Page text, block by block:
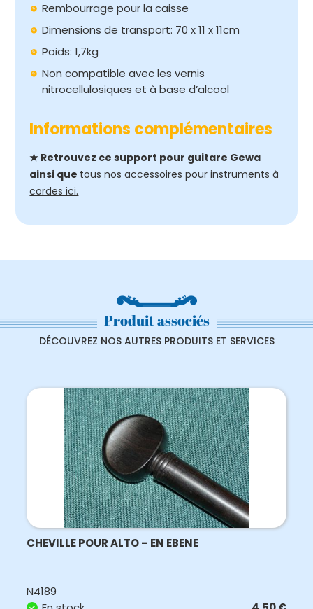
Rembourrage pour la caisse
Dimensions de transport: 70 x 11 x 11cm
Poids: 1,7kg
Non compatible avec les vernis
nitrocellulosiques et à base d’alcool
Informations complémentaires
★ Retrouvez ce support pour guitare Gewa
ainsi que tous nos accessoires pour instruments à
cordes ici.
Produit associés
DÉCOUVREZ NOS AUTRES PRODUITS ET SERVICES
CHEVILLE POUR ALTO – EN EBENE
N4189